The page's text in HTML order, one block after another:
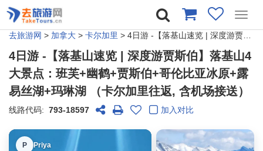
去旅游网 > 加拿大 > 卡尔加里 > 4日游 -【落基山速览 | 深度游贾斯伯】落基山4大景点：班芙+幽鹤+贾斯伯+哥伦比亚冰原+露易丝湖+玛琳湖 （卡尔加里往返, 含机场接送）
4日游 -【落基山速览 | 深度游贾斯伯】落基山4
大景点：班芙+幽鹤+贾斯伯+哥伦比亚冰原+露
易丝湖+玛琳湖 （卡尔加里往返, 含机场接送）
线路代码: 793-18597 加入对比
P Priya